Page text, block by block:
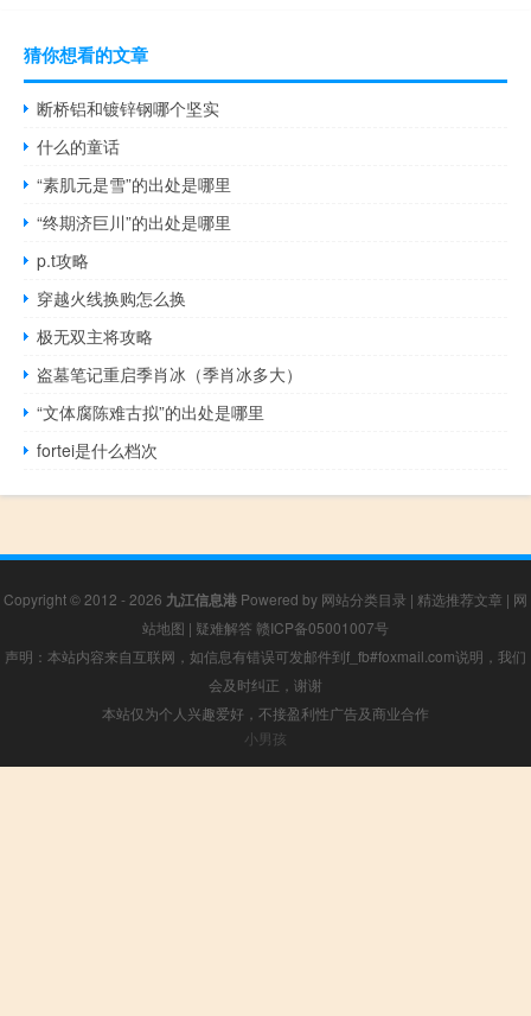
猜你想看的文章
断桥铝和镀锌钢哪个坚实
什么的童话
“素肌元是雪”的出处是哪里
“终期济巨川”的出处是哪里
p.t攻略
穿越火线换购怎么换
极无双主将攻略
盗墓笔记重启季肖冰（季肖冰多大）
“文体腐陈难古拟”的出处是哪里
fortei是什么档次
Copyright © 2012 - 2026 九江信息港 Powered by 网站分类目录 | 精选推荐文章 | 网
站地图 | 疑难解答 赣ICP备05001007号
声明：本站内容来自互联网，如信息有错误可发邮件到f_fb#foxmail.com说明，我们
会及时纠正，谢谢
本站仅为个人兴趣爱好，不接盈利性广告及商业合作
小男孩